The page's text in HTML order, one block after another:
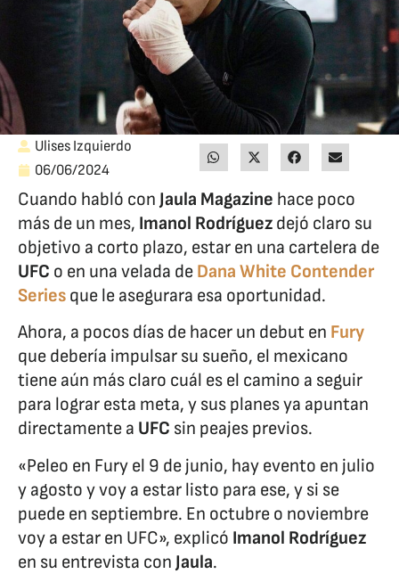
Ulises Izquierdo
06/06/2024
Cuando habló con Jaula Magazine hace poco
más de un mes, Imanol Rodríguez dejó claro su
objetivo a corto plazo, estar en una cartelera de
UFC o en una velada de Dana White Contender
Series que le asegurara esa oportunidad.
Ahora, a pocos días de hacer un debut en Fury
que debería impulsar su sueño, el mexicano
tiene aún más claro cuál es el camino a seguir
para lograr esta meta, y sus planes ya apuntan
directamente a UFC sin peajes previos.
«Peleo en Fury el 9 de junio, hay evento en julio
y agosto y voy a estar listo para ese, y si se
puede en septiembre. En octubre o noviembre
voy a estar en UFC», explicó Imanol Rodríguez
en su entrevista con Jaula.